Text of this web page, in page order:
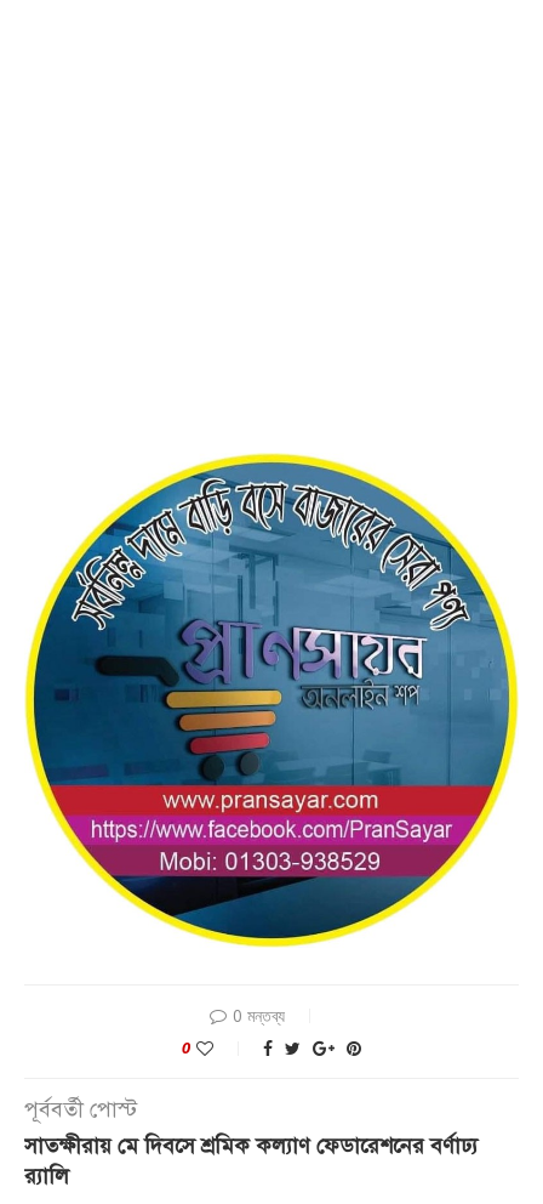
0 মন্তব্য
0
পূর্ববর্তী পোস্ট
সাতক্ষীরায় মে দিবসে শ্রমিক কল্যাণ ফেডারেশনের বর্ণাঢ্য
র‌্যালি